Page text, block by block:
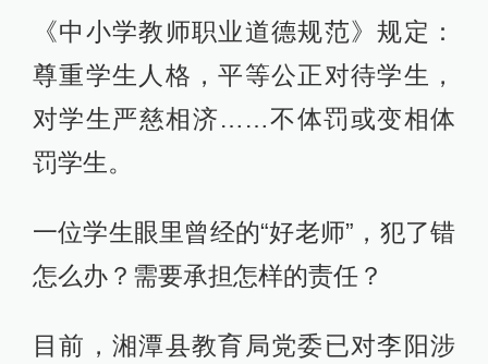
《中小学教师职业道德规范》规定：
尊重学生人格，平等公正对待学生，
对学生严慈相济……不体罚或变相体
罚学生。
一位学生眼里曾经的“好老师”，犯了错
怎么办？需要承担怎样的责任？
目前，湘潭县教育局党委已对李阳涉